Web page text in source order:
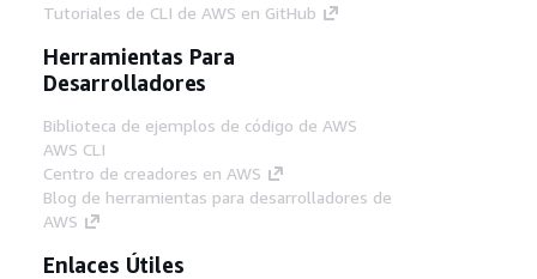
Tutoriales de CLI de AWS en GitHub
Herramientas Para
Desarrolladores
Biblioteca de ejemplos de código de AWS
AWS CLI
Centro de creadores en AWS
Blog de herramientas para desarrolladores de
AWS
Enlaces Útiles